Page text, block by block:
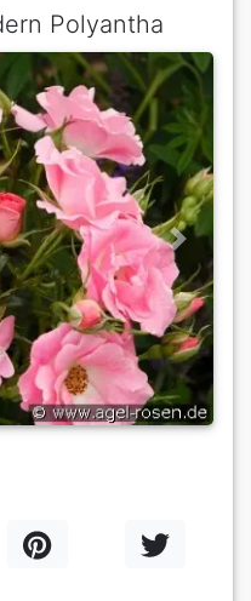
Polyantha
Next